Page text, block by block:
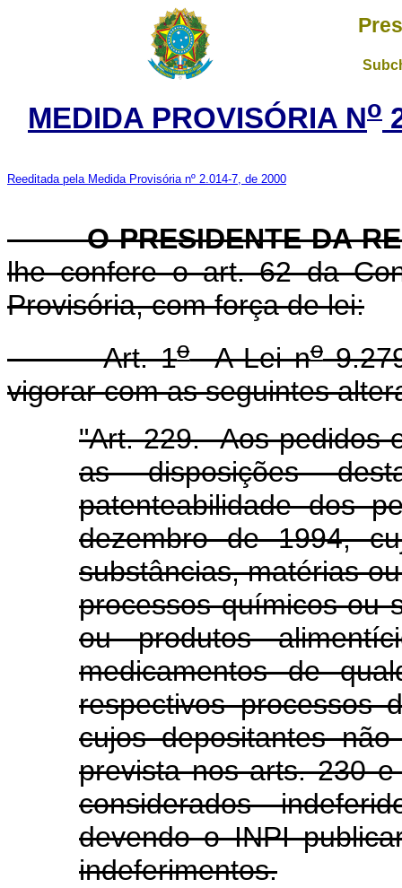
MEDIDA PROVISÓRIA No
Reeditada pela Medida Provisória nº 2.014-7, de 2000
O PRESIDENTE DA
lhe confere o art. 62 da
Provisória, com força de lei:
Art. 1oA Lei no
vigorar com as seguintes
"Art. 229. Aos pedidos
as disposições
patenteabilidade dos
dezembro de 1994,
substâncias, matérias
processos químicos ou
ou produtos
medicamentos de
respectivos processos
cujos depositantes
prevista nos arts. 230
considerados
devendo o INPI
indeferimentos.